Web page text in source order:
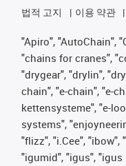
법적 고지
이용 약관
"Apiro", "AutoChain",
"chains for cranes",
"drygear", "drylin",
chain", "e-chain", "e-
kettensysteme", "e-
systems",
"flizz", "i.Cee", "ibow",
"igumid", "igus",